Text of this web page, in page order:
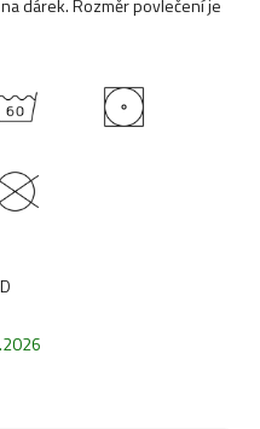
dárek. Rozměr povlečení je